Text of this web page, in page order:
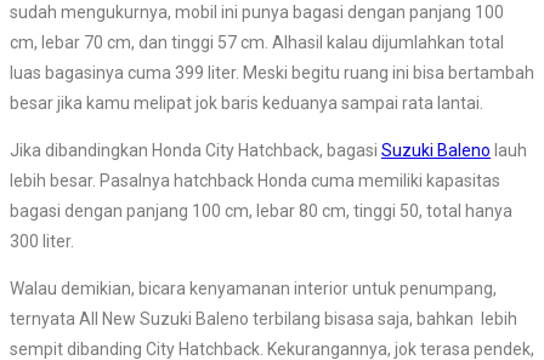
sudah mengukurnya, mobil ini punya bagasi dengan panjang 100
cm, lebar 70 cm, dan tinggi 57 cm. Alhasil kalau dijumlahkan total
luas bagasinya cuma 399 liter. Meski begitu ruang ini bisa bertambah
besar jika kamu melipat jok baris keduanya sampai rata lantai.
Jika dibandingkan Honda City Hatchback, bagasi Suzuki Baleno lauh
lebih besar. Pasalnya hatchback Honda cuma memiliki kapasitas
bagasi dengan panjang 100 cm, lebar 80 cm, tinggi 50, total hanya
300 liter.
Walau demikian, bicara kenyamanan interior untuk penumpang,
ternyata All New Suzuki Baleno terbilang bisasa saja, bahkan lebih
sempit dibanding City Hatchback. Kekurangannya, jok terasa pendek,